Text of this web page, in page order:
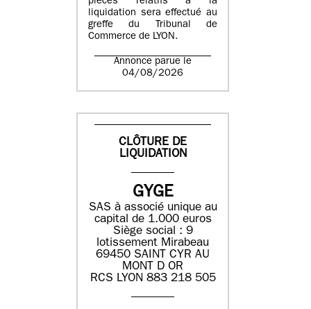
liquidation sera effectué au
greffe du Tribunal de
Commerce de LYON.
Annonce parue le
04/08/2026
CLÔTURE DE
LIQUIDATION
GYGE
SAS à associé unique au
capital de 1.000 euros
Siège social : 9
lotissement Mirabeau
69450 SAINT CYR AU
MONT D OR
RCS LYON 883 218 505